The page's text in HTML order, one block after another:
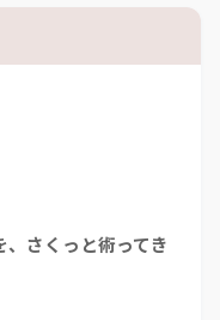
さくっと術ってき